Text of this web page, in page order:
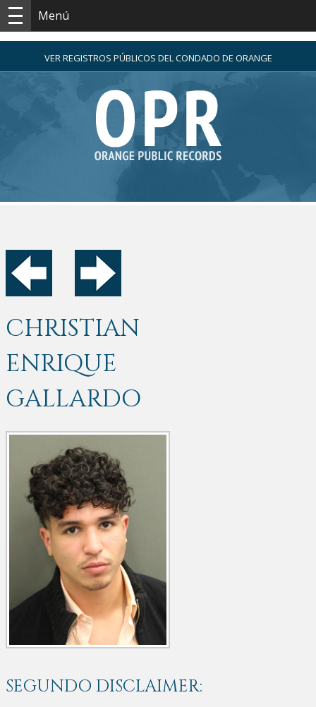
Menú
VER REGISTROS PÚBLICOS DEL CONDADO DE ORANGE
CHRISTIAN
ENRIQUE
GALLARDO
SEGUNDO DISCLAIMER: